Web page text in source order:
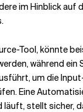
im Hinblick auf
Tool, könnte
während ein
um die
Eine
läuft, stellt sicher,